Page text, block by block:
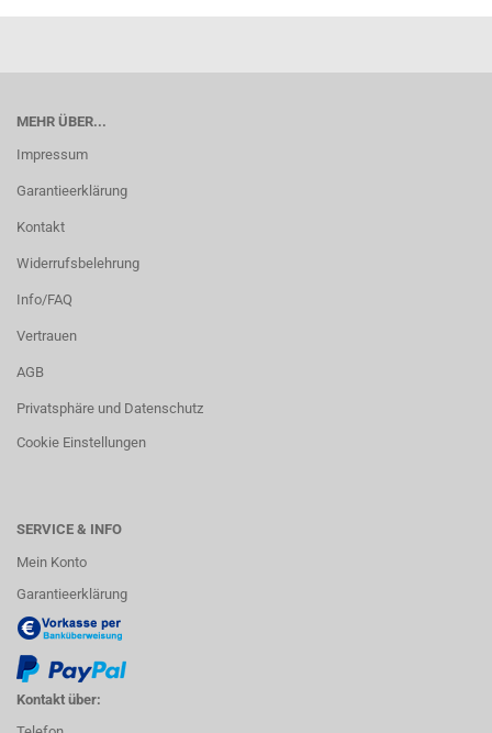
MEHR ÜBER...
Impressum
Garantieerklärung
Kontakt
Widerrufsbelehrung
Info/FAQ
Vertrauen
AGB
Privatsphäre und Datenschutz
Cookie Einstellungen
SERVICE & INFO
Mein Konto
Garantieerklärung
Kontakt über: